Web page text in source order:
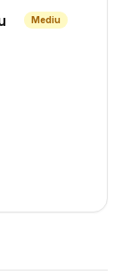
Mediu